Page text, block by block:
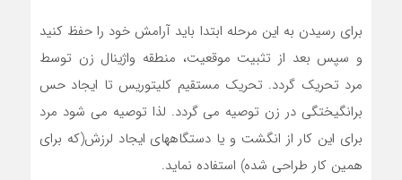
برای رسیدن به این مرحله ابتدا باید آرامش خود را حفظ کنید
و سپس بعد از تثبیت موقعیت، منطقه واژینال زن توسط
مرد تحریک گردد. تحریک مستقیم کلیتوریس تا ایجاد حس
برانگیختگی در زن توصیه می گردد. لذا توصیه می شود مرد
برای این کار از انگشت و یا دستگاههای ایجاد لرزش(که برای
همین کار طراحی شده) استفاده نماید.